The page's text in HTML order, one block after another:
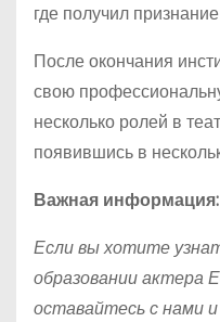
где получил
После окончания
свою
несколько ролей в
появившись в
Важная информация:
Если вы хотите
образовании актера
оставайтесь с нами